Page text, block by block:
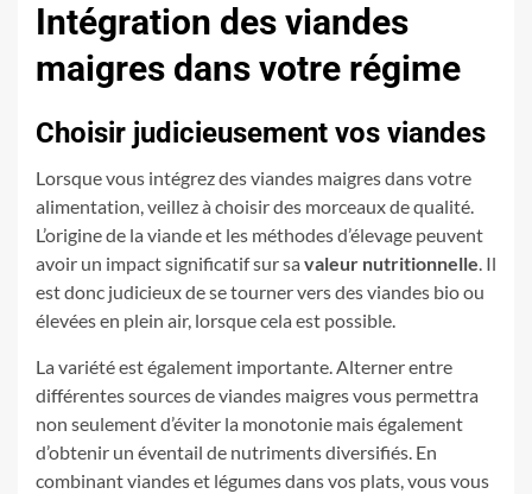
Intégration des viandes
maigres dans votre régime
Choisir judicieusement vos viandes
Lorsque vous intégrez des viandes maigres dans votre
alimentation, veillez à choisir des morceaux de qualité.
L’origine de la viande et les méthodes d’élevage peuvent
avoir un impact significatif sur sa valeur nutritionnelle. Il
est donc judicieux de se tourner vers des viandes bio ou
élevées en plein air, lorsque cela est possible.
La variété est également importante. Alterner entre
différentes sources de viandes maigres vous permettra
non seulement d’éviter la monotonie mais également
d’obtenir un éventail de nutriments diversifiés. En
combinant viandes et légumes dans vos plats, vous vous